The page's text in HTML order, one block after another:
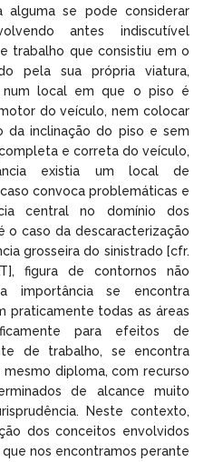
se pode considerar
antes indiscutível
trabalho que consistiu em o
pela sua própria viatura,
local em que o piso é
do veículo, nem colocar
da inclinação do piso e sem
e correta do veículo,
existia um local de
convoca problemáticas e
central no domínio dos
o caso da descaracterização
grosseira do sinistrado [cfr.
figura de contornos não
importância se encontra
praticamente todas as áreas
para efeitos de
de trabalho, se encontra
mesmo diploma, com recurso
de alcance muito
Neste contexto,
dos conceitos envolvidos
nos encontramos perante